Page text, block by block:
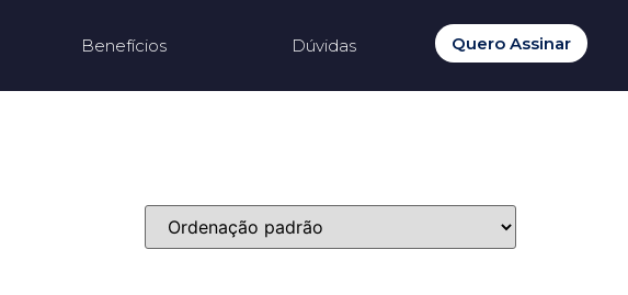
Dúvidas
Benefícios Quero Assinar